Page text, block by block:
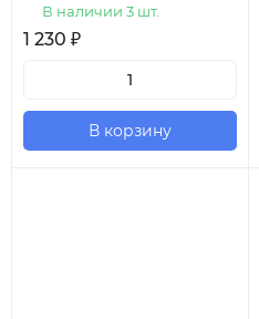
В наличии 3 шт.
1 230 ₽
В корзину